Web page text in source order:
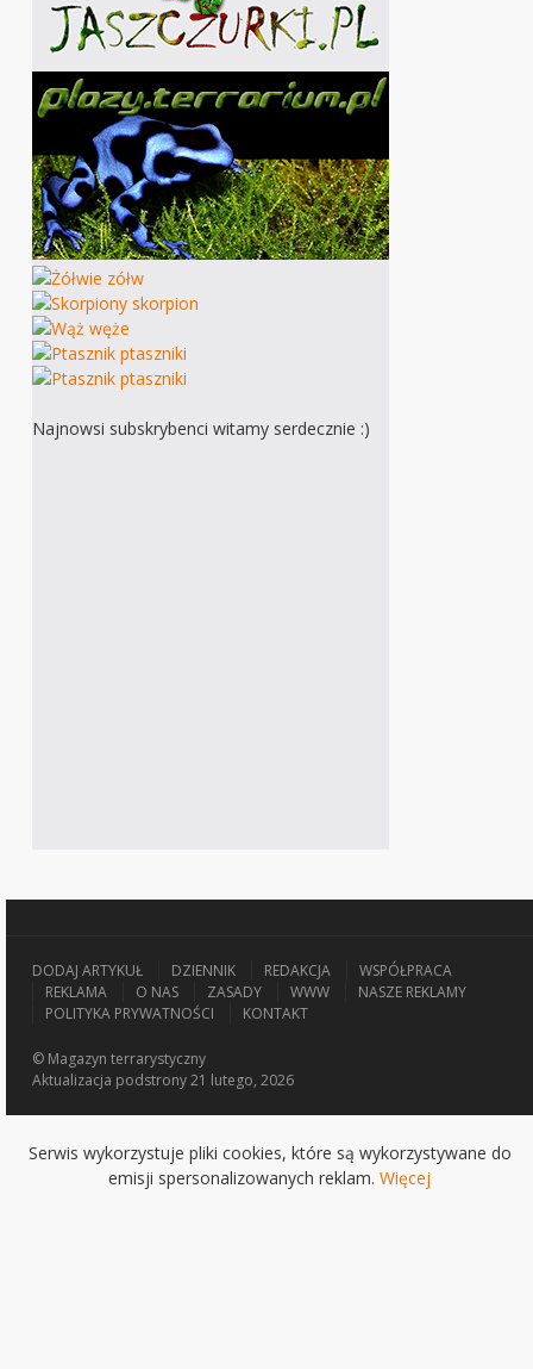
Najnowsi subskrybenci witamy serdecznie :)
DODAJ ARTYKUŁ DZIENNIK REDAKCJA
WSPÓŁPRACA
REKLAMA
O NAS ZASADY WWW
NASZE REKLAMY
POLITYKA PRYWATNOŚCI
KONTAKT
© Magazyn terrarystyczny
Aktualizacja podstrony 21 lutego, 2026
Serwis wykorzystuje pliki cookies, które są wykorzystywane do
emisji spersonalizowanych reklam. Więcej